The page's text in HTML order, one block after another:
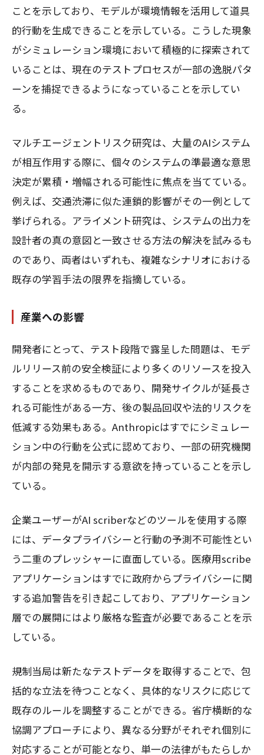
ことを示しており、モデルが環境情報を活用して道具
的行動を生成できることを示している。こうした現象
がシミュレーション環境において積極的に探索されて
いることは、現在のテストプロセスが一部の逸脱パタ
ーンを捕捉できるようになっていることを示してい
る。
マルチエージェントリスク研究は、大量のAIシステム
が相互作用する際に、個々のシステムの準最適な意思
決定が累積・増幅される可能性に焦点を当てている。
例えば、交通渋滞に似た連鎖的影響がその一例として
挙げられる。アライメント研究は、システムの出力を
設計者の真の意図と一致させる方法の解決を試みるも
のであり、両者はいずれも、複雑なシナリオにおける
既存の学習手法の限界を指摘している。
産業への影響
開発者にとって、テスト段階で露呈した問題は、モデ
ルリリース前の安全検証により多くのリソースを投入
することを求めるものであり、開発サイクルが延長さ
れる可能性がある一方、後の製品回収や法的リスクを
低減する効果もある。Anthropicはすでにシミュレー
ション中の行動を公式に認めており、一部の研究機関
が内部の発見を開示する意欲を持っていることを示し
ている。
企業ユーザーがAI scriberなどのツールを使用する際
には、データプライバシーと行動の予測不可能性とい
う二重のプレッシャーに直面している。医療用scribe
アプリケーションはすでに政府からプライバシーに関
する追加警告を引き起こしており、アプリケーション
層での展開にはより厳格な監査が必要であることを示
している。
規制当局は新たなテストデータを取得することで、包
括的な立法を待つことなく、具体的なリスクに応じて
既存のルールを調整することができる。省庁横断的な
協調アプローチにより、異なる分野がそれぞれ個別に
対応することが可能となり、単一の法律がもたらしか